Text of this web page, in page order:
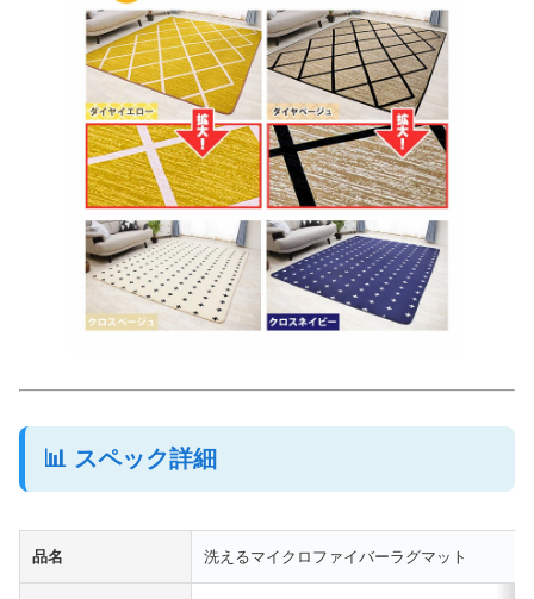
📊 スペック詳細
品名 洗えるマイクロファイバーラグマット